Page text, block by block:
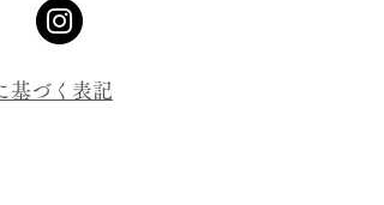
基づく表記